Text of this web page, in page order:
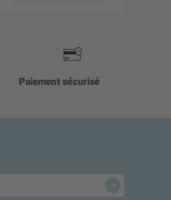
Paiement sécurisé